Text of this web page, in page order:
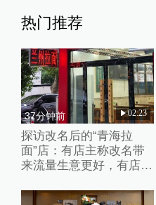
热门推荐
37分钟前 02:23
探访改名后的“青海拉
面”店：有店主称改名带
来流量生意更好，有店家
素并存